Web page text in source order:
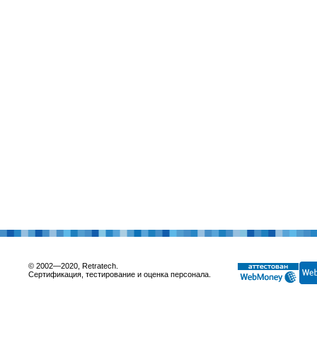
© 2002—2020, Retratech.
Сертификация, тестирование и оценка персонала.